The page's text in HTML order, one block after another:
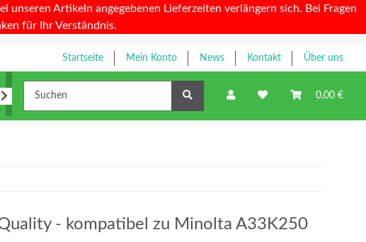
Artikeln angegebenen Lieferzeiten verlängern sich. Bei Fragen
für Ihr Verständnis.
Startseite Mein Konto News Kontakt Über uns
0,00 €
Toner
- kompatibel zu Minolta A33K250